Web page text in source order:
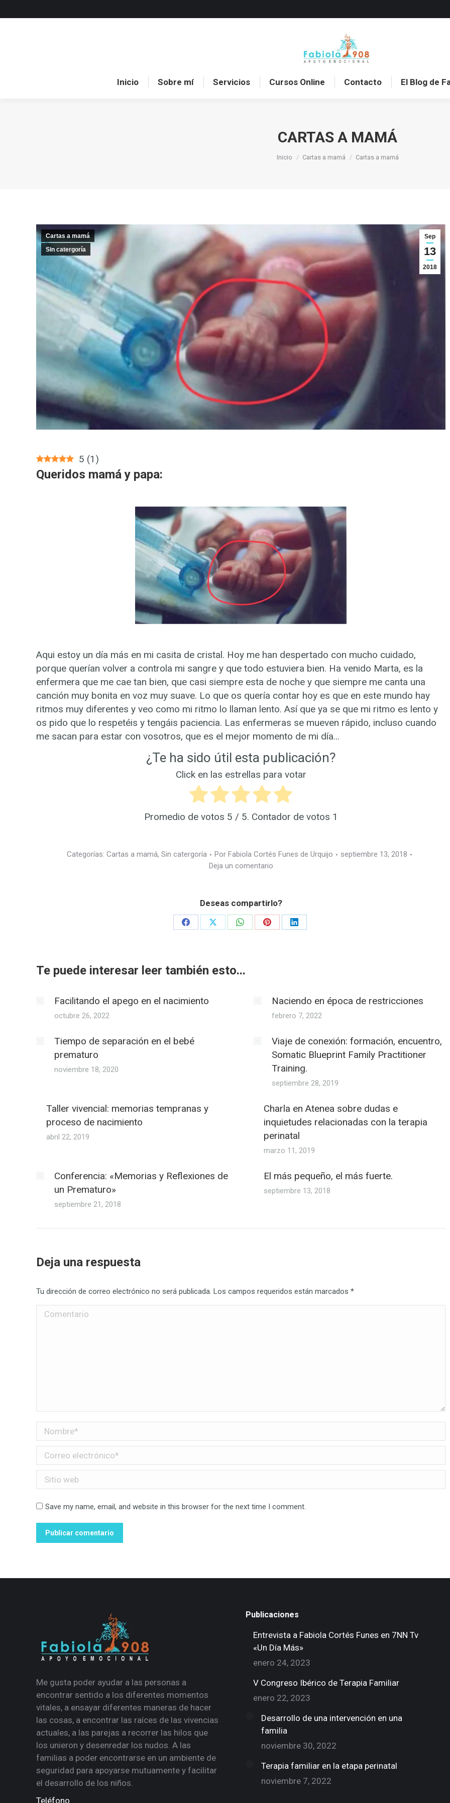
Inicio Sobre mí Servicios Cursos Online Contacto El Blog de
CARTAS A MAMÁ
Estás aquí:
Inicio Cartas a mamá Cartas a mamá
Sep
13
2018
Cartas a mamá
Sin catergoría
5 (1 )
Queridos mamá y papa:
Aqui estoy un día más en mi casita de cristal. Hoy me han despertado con mucho cuidado,
porque querían volver a controla mi sangre y que todo estuviera bien. Ha venido Marta, es la
enfermera que me cae tan bien, que casi siempre esta de noche y que siempre me canta una
canción muy bonita en voz muy suave. Lo que os quería contar hoy es que en este mundo hay
ritmos muy diferentes y veo como mi ritmo lo llaman lento. Así que ya se que mi ritmo es lento y
os pido que lo respetéis y tengáis paciencia. Las enfermeras se mueven rápido, incluso cuando
me sacan para estar con vosotros, que es el mejor momento de mi día…
¿Te ha sido útil esta publicación?
Click en las estrellas para votar
Promedio de votos 5 / 5. Contador de votos 1
Categorías: Cartas a mamá, Sin catergoría Por Fabiola Cortés Funes de Urquijo
septiembre 13, 2018
Deja un comentario
Deseas compartirlo?
Share
Share
Share
Share
Share
Te puede interesar leer también esto...
Facilitando el apego en el nacimiento
octubre 26, 2022
Naciendo en época de restricciones
febrero 7, 2022
Tiempo de separación en el bebé
prematuro
noviembre 18, 2020
Viaje de conexión: formación, encuentro,
Somatic Blueprint Family Practitioner
Training.
septiembre 28, 2019
Taller vivencial: memorias tempranas y
proceso de nacimiento
abril 22, 2019
Charla en Atenea sobre dudas e
inquietudes relacionadas con la terapia
perinatal
marzo 11, 2019
Conferencia: «Memorias y Reflexiones de
un Prematuro»
septiembre 21, 2018
El más pequeño, el más fuerte.
septiembre 13, 2018
Deja una respuesta
Tu dirección de correo electrónico no será publicada. Los campos requeridos están marcados *
Comentario
Nombre *
Correo electrónico *
Sitio web
Save my name, email, and website in this browser for the next time I comment.
Publicar comentario
Me gusta poder ayudar a las personas a
encontrar sentido a los diferentes momentos
vitales, a ensayar diferentes maneras de hacer
las cosas, a encontrar las raíces de las vivencias
actuales, a las parejas a recorrer las hilos que
los unieron y desenredar los nudos. A las
familias a poder encontrarse en un ambiente de
seguridad para apoyarse mutuamente y facilitar
el desarrollo de los niños.
Teléfono
Publicaciones
Entrevista a Fabiola Cortés Funes en 7NN Tv
«Un Día Más»
enero 24, 2023
V Congreso Ibérico de Terapia Familiar
enero 22, 2023
Desarrollo de una intervención en una
familia
noviembre 30, 2022
Terapia familiar en la etapa perinatal
noviembre 7, 2022
Inicio Sobre mí Servicios Cursos Online